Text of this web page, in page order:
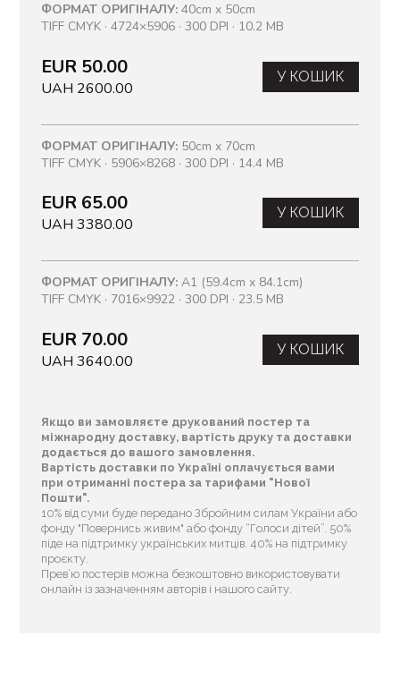
ФОРМАТ ОРИГІНАЛУ: 40cm x 50cm
TIFF CMYK · 4724×5906 · 300 DPI · 10.2 MB
EUR 50.00
UAH 2600.00
У КОШИК
ФОРМАТ ОРИГІНАЛУ: 50cm x 70cm
TIFF CMYK · 5906×8268 · 300 DPI · 14.4 MB
EUR 65.00
UAH 3380.00
У КОШИК
ФОРМАТ ОРИГІНАЛУ: A1 (59.4cm x 84.1cm)
TIFF CMYK · 7016×9922 · 300 DPI · 23.5 MB
EUR 70.00
UAH 3640.00
У КОШИК
Якщо ви замовляєте друкований постер та
міжнародну доставку, вартість друку та доставки
додається до вашого замовлення.
Вартість доставки по Україні оплачується вами
при отриманні постера за тарифами "Нової
Пошти".
10% від суми буде передано Збройним силам України або
фонду "Повернись живим" або фонду “Голоси дітей”. 50%
піде на підтримку українських митців. 40% на підтримку
проєкту.
Прев’ю постерів можна безкоштовно використовувати
онлайн із зазначенням авторів і нашого сайту.